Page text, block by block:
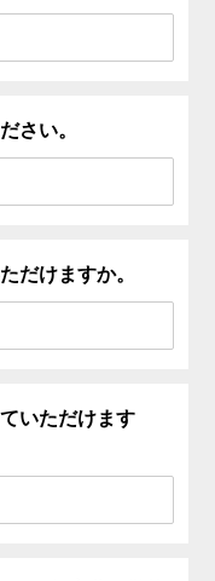
さい。
だけますか。
いただけます